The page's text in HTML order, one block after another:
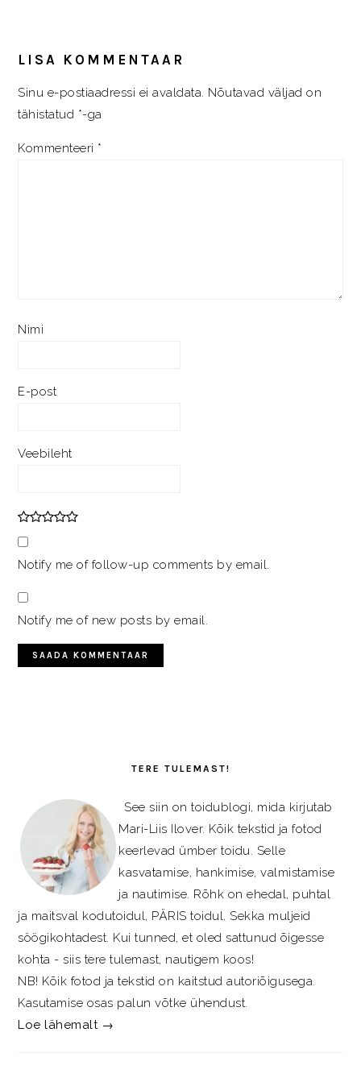
INTERACTIONS
LISA KOMMENTAAR
Sinu e-postiaadressi ei avaldata. Nõutavad väljad on
tähistatud *-ga
Kommenteeri *
Nimi
E-post
Veebileht
Notify me of follow-up comments by email.
Notify me of new posts by email.
TERE TULEMAST!
See siin on toidublogi, mida kirjutab
Mari-Liis Ilover. Kõik tekstid ja fotod
keerlevad ümber toidu. Selle
kasvatamise, hankimise, valmistamise
ja nautimise. Rõhk on ehedal, puhtal
ja maitsval kodutoidul, PÄRIS toidul. Sekka muljeid
söögikohtadest. Kui tunned, et oled sattunud õigesse
kohta - siis tere tulemast, nautigem koos!
NB! Kõik fotod ja tekstid on kaitstud autoriõigusega.
Kasutamise osas palun võtke ühendust.
Loe lähemalt →